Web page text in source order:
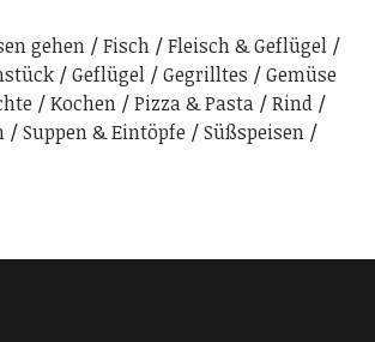
gehen Fisch
Fleisch & Geflügel
Geflügel Gegrilltes
Gemüse
Kochen Pizza & Pasta
Rind
Suppen & Eintöpfe
Süßspeisen